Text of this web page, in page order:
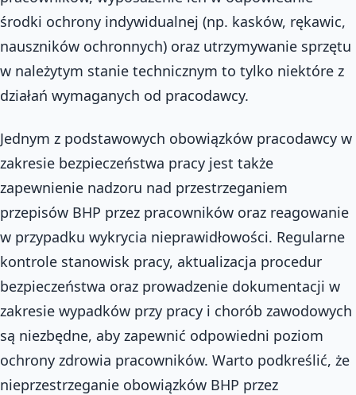
środki ochrony indywidualnej (np. kasków, rękawic,
nauszników ochronnych) oraz utrzymywanie sprzętu
w należytym stanie technicznym to tylko niektóre z
działań wymaganych od pracodawcy.
Jednym z podstawowych obowiązków pracodawcy w
zakresie bezpieczeństwa pracy jest także
zapewnienie nadzoru nad przestrzeganiem
przepisów BHP przez pracowników oraz reagowanie
w przypadku wykrycia nieprawidłowości. Regularne
kontrole stanowisk pracy, aktualizacja procedur
bezpieczeństwa oraz prowadzenie dokumentacji w
zakresie wypadków przy pracy i chorób zawodowych
są niezbędne, aby zapewnić odpowiedni poziom
ochrony zdrowia pracowników. Warto podkreślić, że
nieprzestrzeganie obowiązków BHP przez